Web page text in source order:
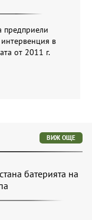
в
от 2011 г.
ВИЖ ОЩЕ
батерията на